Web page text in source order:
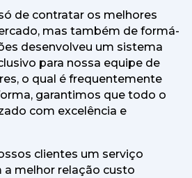
de contratar os melhores
mas também de formá-
desenvolveu um sistema
para nossa equipe de
o qual é frequentemente
garantimos que todo o
com excelência e
clientes um serviço
melhor relação custo